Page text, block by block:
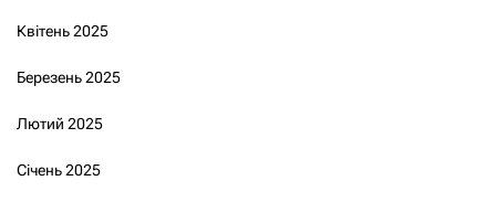
Квітень 2025
Березень 2025
Лютий 2025
Січень 2025